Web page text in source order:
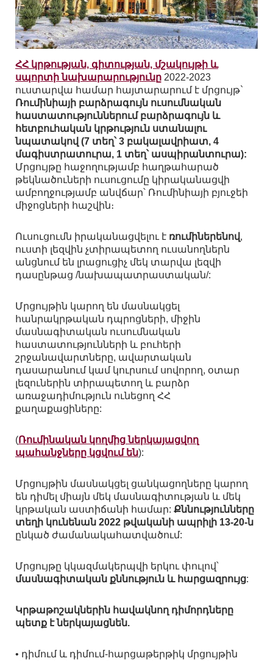
ՀՀ կրթության, գիտության, մշակույթի և
սպորտի նախարարությունը 2022-2023
ուստարվա համար հայտարարում է մրցույթ`
Ռումինիայի բարձրագույն ուսումնական
հաստատություններում բարձրագույն և
հետբուհական կրթություն ստանալու
նպատակով (7 տեղ՝ 3 բակալավրիատ, 4
մագիստրատուրա, 1 տեղ՝ ասպիրանտուրա):
Մրցույթը հաջողությամբ հաղթահարած
թեկնածուների ուսուցումը կիրականացվի
ամբողջությամբ անվճար՝ Ռումինիայի բյուջեի
միջոցների հաշվին։
Ուսուցումն իրականացվելու է ռումիներենով,
ուստի լեզվին չտիրապետող ուսանողներն
անցնում են լրացուցիչ մեկ տարվա լեզվի
դասընթաց /նախապատրաստական/:
Մրցույթին կարող են մասնակցել
հանրակրթական դպրոցների, միջին
մասնագիտական ուսումնական
հաստատությունների և բուհերի
շրջանավարտները, ավարտական
դասարանում կամ կուրսում սովորող, օտար
լեզուներին տիրապետող և բարձր
առաջադիմություն ունեցող ՀՀ
քաղաքացիները:
(Ռումինական կողմից ներկայացվող
պահանջները կցվում են):
Մրցույթին մասնակցել ցանկացողները կարող
են դիմել միայն մեկ մասնագիտության և մեկ
կրթական աստիճանի համար: Քննությունները
տեղի կունենան 2022 թվականի ապրիլի 13-20-ն
ընկած ժամանակահատվածում:
Մրցույթը կկազմակերպվի երկու փուլով՝
մասնագիտական քննություն և հարցազրույց:
Կրթաթոշակներին հավակնող դիմորդները
պետք է ներկայացնեն.
• դիմում և դիմում-հարցաթերթիկ մրցույթին